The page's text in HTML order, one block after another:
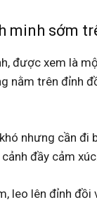
minh sớm
được xem là
nằm trên đỉnh
nhưng cần
đầy cảm
leo lên đỉnh